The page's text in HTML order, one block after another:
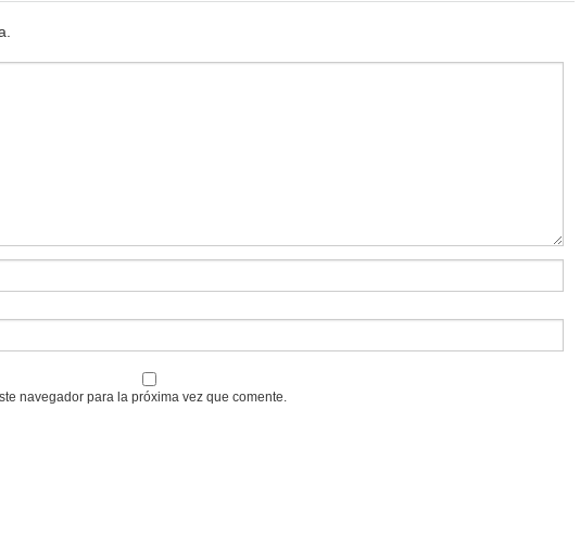
navegador para la próxima vez que comente.